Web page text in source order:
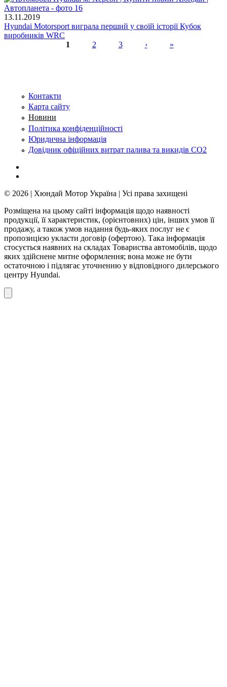
13.11.2019
Hyundai Motorsport виграла перший у своїй історії Кубок
виробників WRC
1 2 3 › »
Контакти
Карта сайту
Новини
Політика конфіденційності
Юридична інформація
Довідник офіційних витрат палива та викидів СО2
© 2026 | Хюндай Мотор Україна | Усі права захищені
Розміщена на цьому сайті інформація щодо наявності
продукції, її характеристик, (орієнтовних) цін, інших умов її
продажу, а також умов надання будь-яких послуг не є
пропозицією укласти договір (офертою). Така інформація
стосується наявних на складах Товариства автомобілів, щодо
яких здійснене митне оформлення; вона може не бути
остаточною і підлягає уточненню у відповідного дилерського
центру Hyundai.